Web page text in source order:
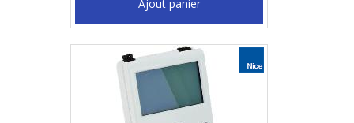
Ajout panier